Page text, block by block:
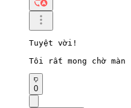
Tuyệt vời!
Tôi rất mong chờ
0